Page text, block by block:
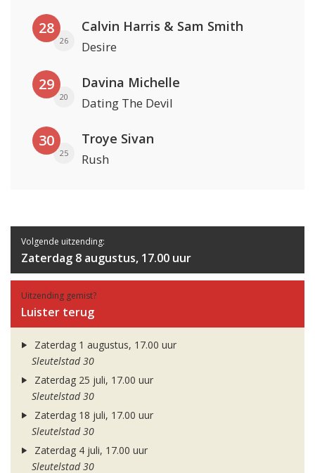
28
26
Calvin Harris & Sam Smith
Desire
29
20
Davina Michelle
Dating The Devil
30
25
Troye Sivan
Rush
Volgende uitzending:
Zaterdag 8 augustus, 17.00 uur
Uitzending gemist?
Luister terug
Zaterdag 1 augustus, 17.00 uur
Sleutelstad 30
Zaterdag 25 juli, 17.00 uur
Sleutelstad 30
Zaterdag 18 juli, 17.00 uur
Sleutelstad 30
Zaterdag 4 juli, 17.00 uur
Sleutelstad 30